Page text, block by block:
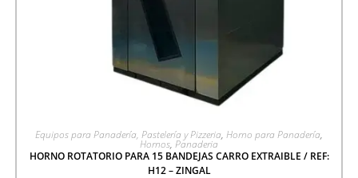
AGREGAR A COTIZACIÓN
Equipos para Panadería, Pastelería y Pizzeria, Horno para Panadería,
Hornos, Panaderia
HORNO ROTATORIO PARA 15 BANDEJAS CARRO EXTRAIBLE / REF:
H12 – ZINGAL